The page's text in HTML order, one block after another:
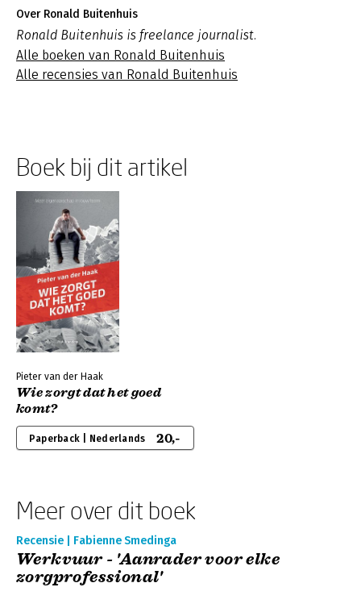
Over Ronald Buitenhuis
Ronald Buitenhuis is freelance journalist.
Alle boeken van Ronald Buitenhuis
Alle recensies van Ronald Buitenhuis
Boek bij dit artikel
Pieter van der Haak
Wie zorgt dat het goed
komt?
Paperback | Nederlands 20,-
Meer over dit boek
Recensie | Fabienne Smedinga
Werkvuur - 'Aanrader voor elke
zorgprofessional'